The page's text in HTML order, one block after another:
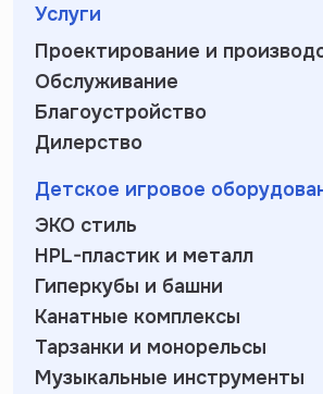
Услуги
Проектирование и
Обслуживание
Благоустройство
Дилерство
Детское игровое
ЭКО стиль
HPL-пластик и металл
Гиперкубы и башни
Канатные комплексы
Тарзанки и монорельсы
Музыкальные инструменты